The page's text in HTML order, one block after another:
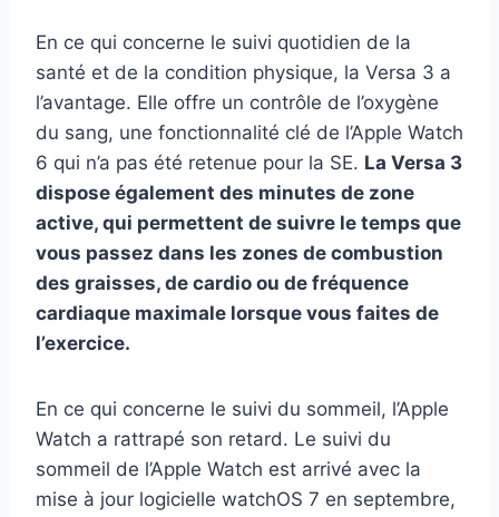
En ce qui concerne le suivi quotidien de la
santé et de la condition physique, la Versa 3 a
l’avantage. Elle offre un contrôle de l’oxygène
du sang, une fonctionnalité clé de l’Apple Watch
6 qui n’a pas été retenue pour la SE. La Versa 3
dispose également des minutes de zone
active, qui permettent de suivre le temps que
vous passez dans les zones de combustion
des graisses, de cardio ou de fréquence
cardiaque maximale lorsque vous faites de
l’exercice.
En ce qui concerne le suivi du sommeil, l’Apple
Watch a rattrapé son retard. Le suivi du
sommeil de l’Apple Watch est arrivé avec la
mise à jour logicielle watchOS 7 en septembre,